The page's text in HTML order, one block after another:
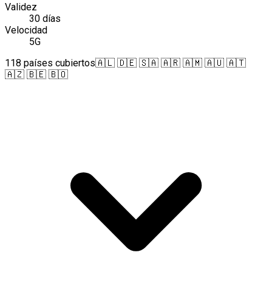
Validez
30 días
Velocidad
5G
118 países cubiertos🇦🇱 🇩🇪 🇸🇦 🇦🇷 🇦🇲 🇦🇺 🇦🇹
🇦🇿 🇧🇪 🇧🇴